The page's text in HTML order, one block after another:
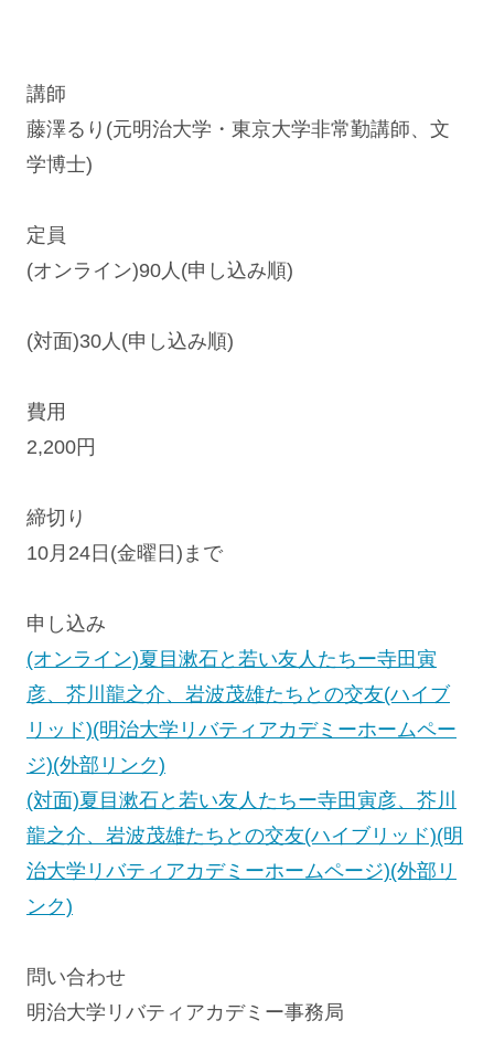
講師
藤澤るり(元明治大学・東京大学非常勤講師、文
学博士)
定員
(オンライン)90人(申し込み順)
(対面)30人(申し込み順)
費用
2,200円
締切り
10月24日(金曜日)まで
申し込み
(オンライン)夏目漱石と若い友人たちー寺田寅
彦、芥川龍之介、岩波茂雄たちとの交友(ハイブ
リッド)(明治大学リバティアカデミーホームペー
ジ)(外部リンク)
(対面)夏目漱石と若い友人たちー寺田寅彦、芥川
龍之介、岩波茂雄たちとの交友(ハイブリッド)(明
治大学リバティアカデミーホームページ)(外部リ
ンク)
問い合わせ
明治大学リバティアカデミー事務局